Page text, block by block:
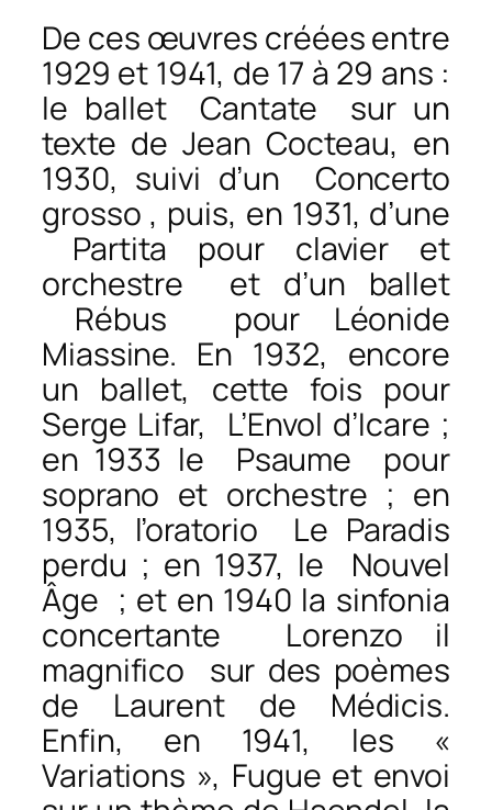
De ces œuvres créées entre
1929 et 1941, de 17 à 29 ans :
le balletCantate sur un
texte de Jean Cocteau, en
1930, suivi d’un Concerto
grosso , puis, en 1931, d’une
Partita pour clavier et
orchestre et d’un ballet
Rébus pour Léonide
Miassine. En 1932, encore
un ballet, cette fois pour
Serge Lifar, L’Envol d’Icare ;
en 1933 le Psaume pour
soprano et orchestre ; en
1935, l’oratorio Le Paradis
perdu ; en 1937, le Nouvel
Âge ; et en 1940 la sinfonia
concertante Lorenzo il
magnifico sur des poèmes
de Laurent de Médicis.
Enfin, en 1941, les «
Variations », Fugue et envoi